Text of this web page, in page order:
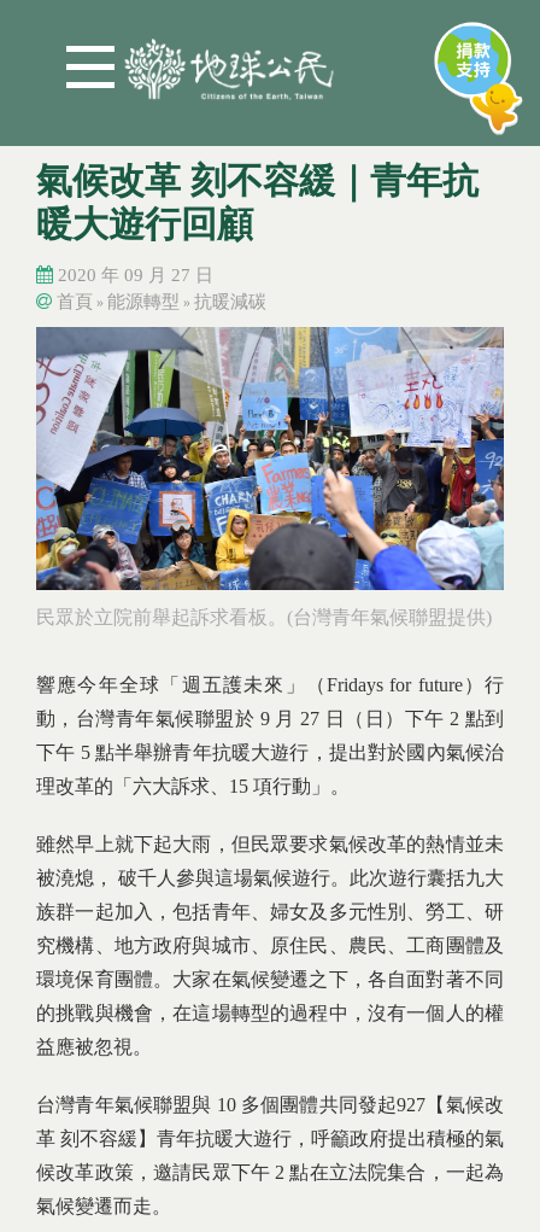
氣候改革 刻不容緩｜青年抗
暖大遊行回顧
2020 年 09 月 27 日
您在這裡
首頁 » 能源轉型 » 抗暖減碳
您在這裡
民眾於立院前舉起訴求看板。(台灣青年氣候聯盟提供)
響應今年全球「週五護未來」（Fridays for future）行
動，台灣青年氣候聯盟於 9 月 27 日（日）下午 2 點到
下午 5 點半舉辦青年抗暖大遊行，提出對於國內氣候治
理改革的「六大訴求、15 項行動」。
雖然早上就下起大雨，但民眾要求氣候改革的熱情並未
被澆熄， 破千人參與這場氣候遊行。此次遊行囊括九大
族群一起加入，包括青年、婦女及多元性別、勞工、研
究機構、地方政府與城市、原住民、農民、工商團體及
環境保育團體。大家在氣候變遷之下，各自面對著不同
的挑戰與機會，在這場轉型的過程中，沒有一個人的權
益應被忽視。
台灣青年氣候聯盟與 10 多個團體共同發起927【氣候改
革 刻不容緩】青年抗暖大遊行，呼籲政府提出積極的氣
候改革政策，邀請民眾下午 2 點在立法院集合，一起為
氣候變遷而走。